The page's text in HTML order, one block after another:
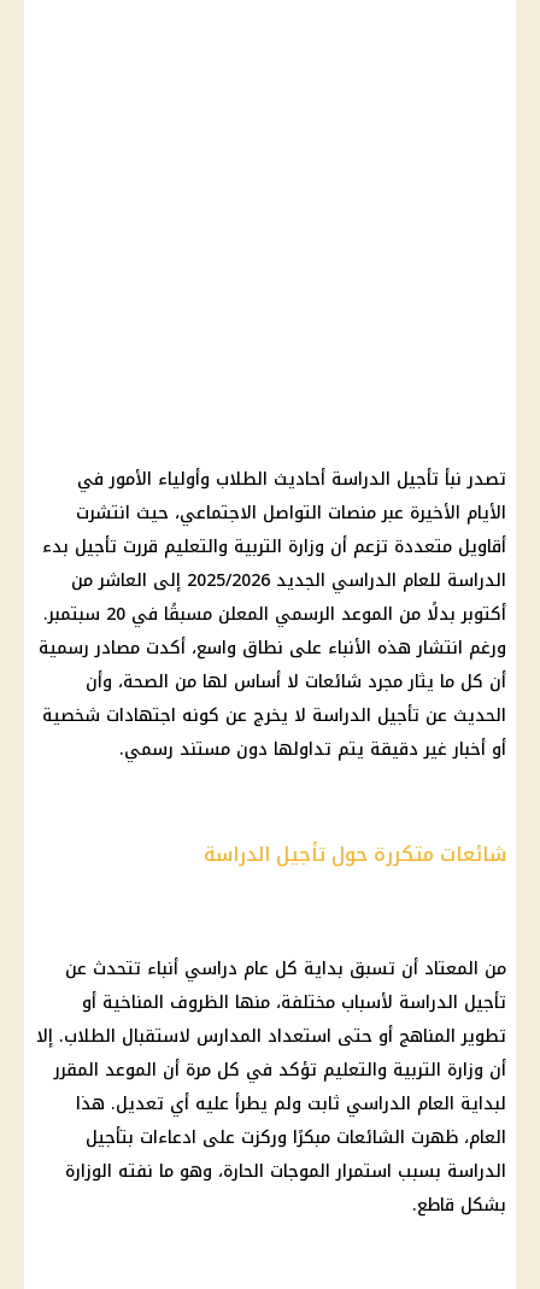
تصدر نبأ تأجيل الدراسة أحاديث الطلاب وأولياء الأمور في
الأيام الأخيرة عبرمنصات التواصل الاجتماعي، حيث انتشرت
أقاويل متعددة تزعم أن وزارة التربية والتعليم قررت تأجيل بدء
الدراسة
للعام الدراسي الجديد 2025/2026 إلى العاشر من
أكتوبر بدلًا من الموعد
الرسمي المعلن مسبقًا في 20 سبتمبر.
ورغم انتشار هذه الأنباء على نطاق واسع، أكدت مصادر رسمية
أن كل ما يثار مجرد شائعات لا أساس لها من الصحة، وأن
الحديث عن تأجيل الدراسة لا يخرج عن كونه اجتهادات شخصية
أو أخبار غير دقيقة يتم تداولها دون مستند رسمي.
شائعات متكررة حول تأجيل الدراسة
من المعتاد أن تسبق بداية كل عام دراسي أنباء تتحدث عن
تأجيل الدراسة لأسباب مختلفة، منها الظروف المناخية أو
تطوير المناهج أو حتى استعداد المدارس لاستقبال الطلاب. إلا
أن وزارة التربية والتعليم تؤكد في كل مرة أن الموعد المقرر
لبداية العام الدراسي ثابت ولم يطرأ عليه أي تعديل. هذا
العام، ظهرت الشائعات مبكرًا وركزت على ادعاءات بتأجيل
الدراسة بسبب استمرار الموجات الحارة، وهو ما نفته الوزارة
بشكل قاطع.